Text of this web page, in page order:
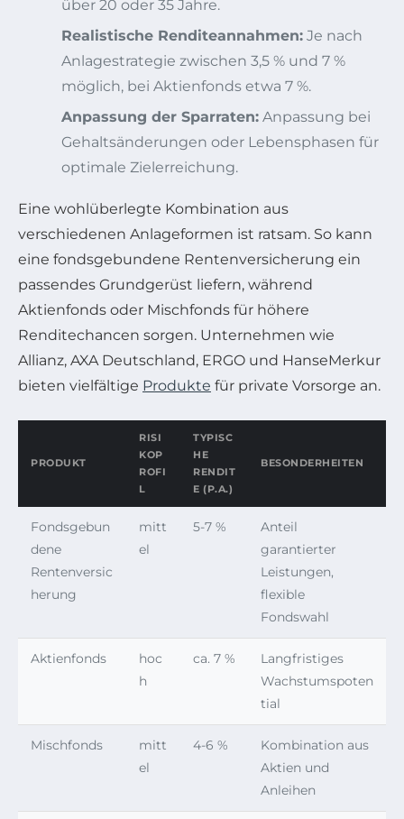
über 20 oder 35 Jahre.
Realistische Renditeannahmen: Je nach
Anlagestrategie zwischen 3,5 % und 7 %
möglich, bei Aktienfonds etwa 7 %.
Anpassung der Sparraten: Anpassung bei
Gehaltsänderungen oder Lebensphasen für
optimale Zielerreichung.
Eine wohlüberlegte Kombination aus
verschiedenen Anlageformen ist ratsam. So kann
eine fondsgebundene Rentenversicherung ein
passendes Grundgerüst liefern, während
Aktienfonds oder Mischfonds für höhere
Renditechancen sorgen. Unternehmen wie
Allianz, AXA Deutschland, ERGO und HanseMerkur
bieten vielfältige Produkte für private Vorsorge an.
PRODUKT
RISI
KOP
ROFI
L
TYPISC
HE
RENDIT
E (P.A.)
BESONDERHEITEN
Fondsgebun
dene
Rentenversic
herung
mitt
el
5-7 %
Anteil
garantierter
Leistungen,
flexible
Fondswahl
Aktienfonds
hoc
h
ca. 7 %
Langfristiges
Wachstumspoten
tial
Mischfonds
mitt
el
4-6 %
Kombination aus
Aktien und
Anleihen